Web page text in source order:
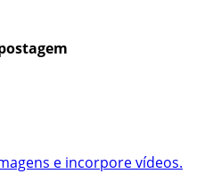
e incorpore vídeos.